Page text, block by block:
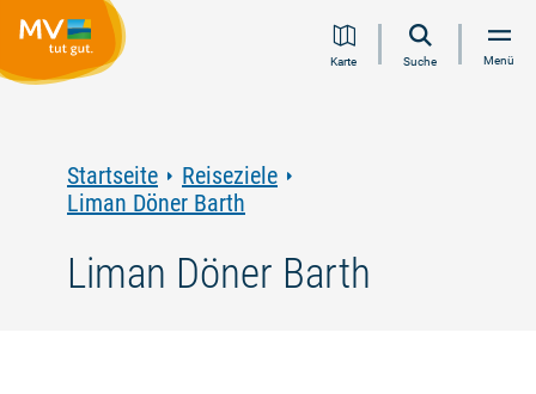
Inhalt
Navigation
Volltextsuche
FooterKarte Suche Menü
Startseite
Reiseziele
Liman Döner Barth
Liman Döner Barth